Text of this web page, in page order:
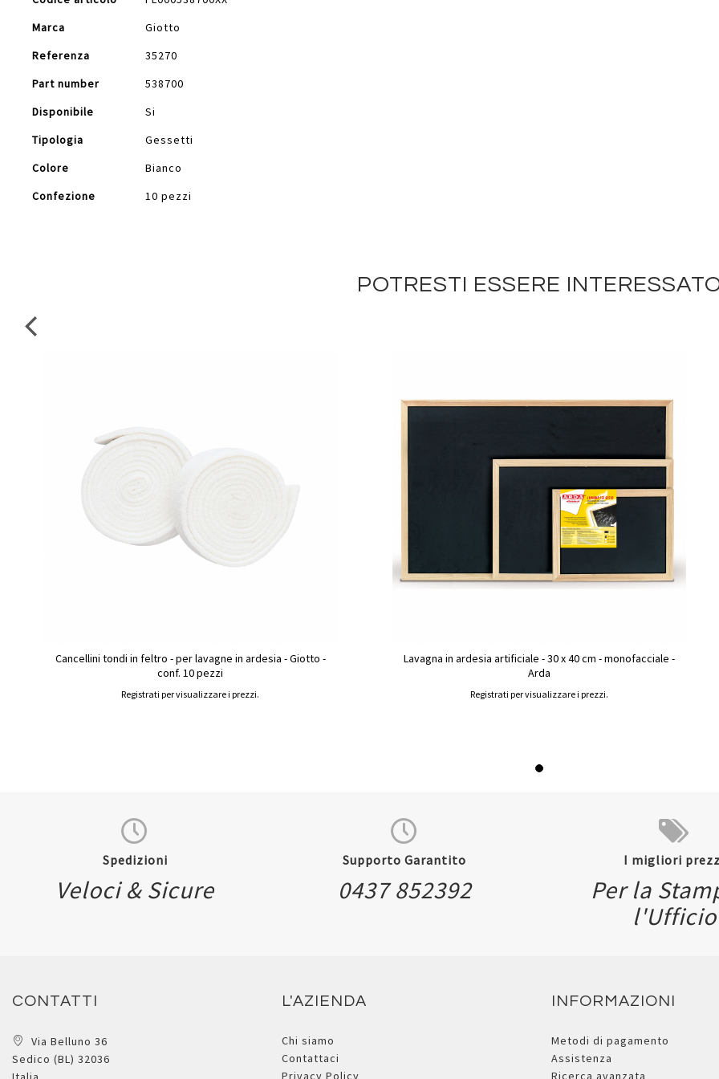
Marca
Giotto
Referenza
35270
Part number
538700
Disponibile
Si
Tipologia
Gessetti
Colore
Bianco
Confezione
10 pezzi
POTRESTI ESSERE
Cancellini tondi in feltro - per lavagne in ardesia - Giotto -
conf. 10 pezzi
Registrati per visualizzare i prezzi.
Lavagna in ardesia artificiale - 30 x 40 cm - monofacciale -
Arda
Registrati per visualizzare i prezzi.
Spedizioni
Veloci & Sicure
Supporto Garantito
0437 852392
I migliori
Per la
l'Ufficio
CONTATTI
Via Belluno 36
Sedico (BL) 32036
L'AZIENDA
Chi siamo
Contattaci
Privacy Policy
INFORMAZIONI
Metodi di pagamento
Assistenza
Ricerca avanzata